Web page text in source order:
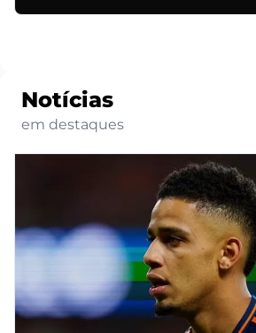
Notícias
em destaques